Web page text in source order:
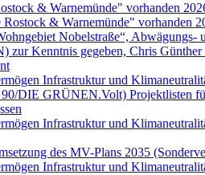
& Warnemünde" vorhanden
& Warnemünde" vorhanden
Nobelstraße“,
Kenntnis gegeben, Chris
Infrastruktur und
DIE GRÜNEN.Volt) Projektlisten
Infrastruktur und
des MV-Plans 2035
Infrastruktur und